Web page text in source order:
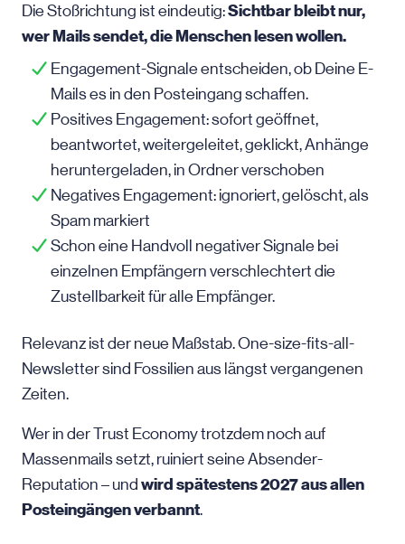
Die Stoßrichtung ist eindeutig:Sichtbar bleibt nur,
wer Mails sendet, die Menschen lesen wollen.
Engagement-Signale entscheiden, ob Deine E-
Mails es in den Posteingang schaffen.
Positives Engagement: sofort geöffnet,
beantwortet, weitergeleitet, geklickt, Anhänge
heruntergeladen, in Ordner verschoben
Negatives Engagement: ignoriert, gelöscht, als
Spam markiert
Schon eine Handvoll negativer Signale bei
einzelnen Empfängern verschlechtert die
Zustellbarkeit für alle Empfänger.
Relevanz ist der neue Maßstab. One-size-fits-all-
Newsletter sind Fossilien aus längst vergangenen
Zeiten.
Wer in der Trust Economy trotzdem noch auf
Massenmails setzt, ruiniert seine Absender-
Reputation – und wird spätestens 2027 aus allen
Posteingängen verbannt.